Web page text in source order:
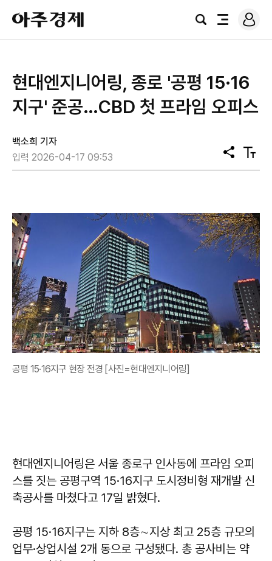
아
주
경
검
전
로
그
현대엔지니어링, 종로 '공평 15·16
지구' 준공…CBD 첫 프라임 오피스
백소희 기자
입력 2026-04-17 09:53
공
유
텍
스
공평 15·16지구 현장 전경 [사진=현대엔지니어링]
현대엔지니어링은 서울 종로구 인사동에 프라임 오피
스를 짓는 공평구역 15·16지구 도시정비형 재개발 신
축공사를 마쳤다고 17일 밝혔다.
공평 15·16지구는 지하 8층∼지상 최고 25층 규모의
업무·상업시설 2개 동으로 구성됐다. 총 공사비는 약